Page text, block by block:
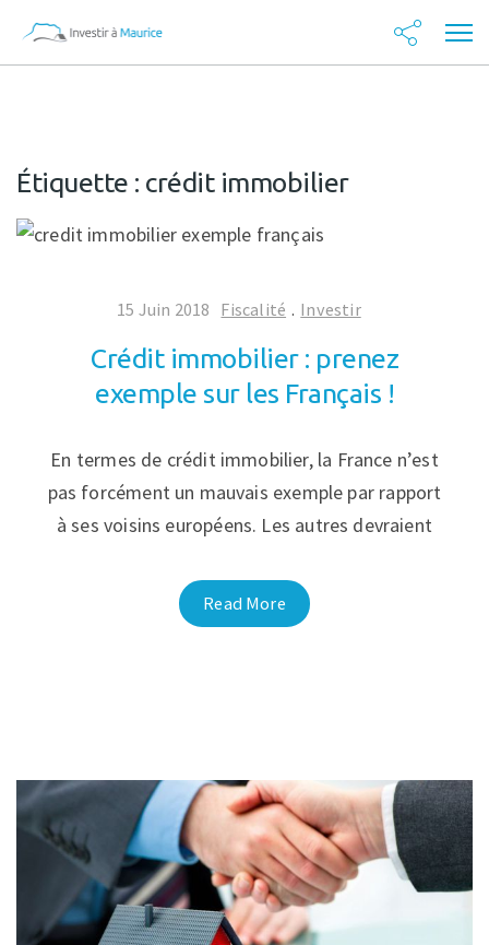
Étiquette : crédit immobilier
15 Juin 2018 Fiscalité . Investir
Crédit immobilier : prenez
exemple sur les Français !
En termes de crédit immobilier, la France n’est
pas forcément un mauvais exemple par rapport
à ses voisins européens. Les autres devraient
Read More